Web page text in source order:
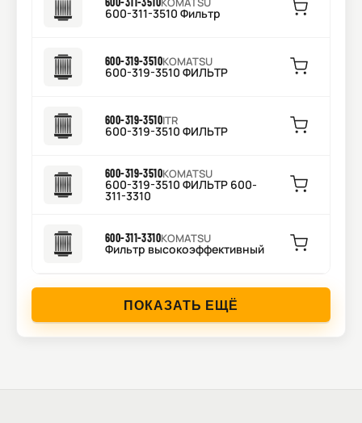
600-311-3510 Фильтр
600-319-3510KOMATSU
600-319-3510 ФИЛЬТР
600-319-3510ITR
600-319-3510 ФИЛЬТР
600-319-3510KOMATSU
600-319-3510 ФИЛЬТР 600-
311-3310
600-311-3310KOMATSU
Фильтр высокоэффективный
ПОКАЗАТЬ ЕЩЁ